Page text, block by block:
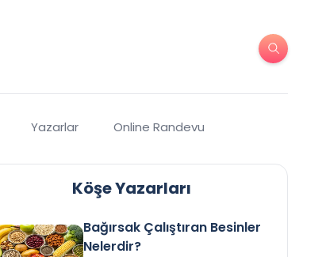
Yazarlar Online Randevu
Köşe Yazarları
Bağırsak Çalıştıran Besinler
Nelerdir?